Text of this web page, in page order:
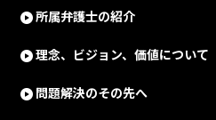
所属弁護士の紹介
理念、ビジョン、価値について
問題解決のその先へ